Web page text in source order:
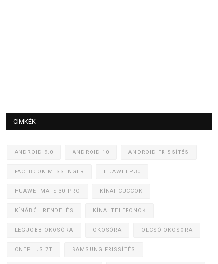
CÍMKÉK
ANDROID 9.0 ANDROID 10 ANDROID FRISSÍTÉS
FACEBOOK MESSENGER HUAWEI P30
HUAWEI MATE 30 PRO KÍNAI CUCCOK
KÍNÁBÓL RENDELÉS KÍNAI TELEFONOK
LEGJOBB OKOSÓRA OKOSÓRA OLCSÓ OKOSÓRA
ONEPLUS 7T SAMSUNG FRISSÍTÉS